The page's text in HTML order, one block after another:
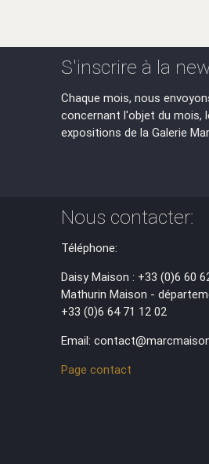
S'inscrire à la
Chaque mois, nous
concernant l'objet du mois,
expositions de la Galerie
Nous contacter:
Téléphone:
Daisy Maison : +33 (0)6 60
Mathurin Maison -
+33 (0)6 64 71 12 02
Email:
Page contact